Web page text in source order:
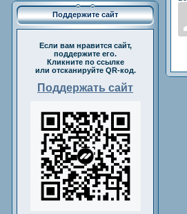
Поддержите сайт
Если вам нравится сайт,
поддержите его.
Кликните по ссылке
или отсканируйте QR-код.
Поддержать сайт